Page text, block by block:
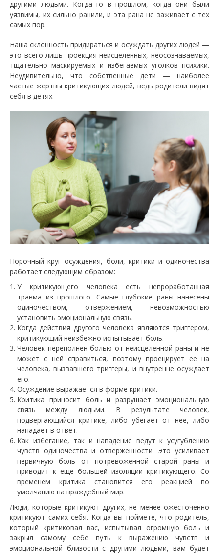
другими людьми. Когда-то в прошлом, когда они были
уязвимы, их сильно ранили, и эта рана не заживает с тех
самых пор.
Наша склонность придираться и осуждать других людей —
это всего лишь проекция неисцеленных, неосознаваемых,
тщательно маскируемых и избегаемых уголков психики.
Неудивительно, что собственные дети — наиболее
частые жертвы критикующих людей, ведь родители видят
себя в детях.
Порочный круг осуждения, боли, критики и одиночества
работает следующим образом:
У критикующего человека есть непроработанная
травма из прошлого. Самые глубокие раны нанесены
одиночеством, отвержением, невозможностью
установить эмоциональную связь.
Когда действия другого человека являются триггером,
критикующий неизбежно испытывает боль.
Человек переполнен болью от неисцеленной раны и не
может с ней справиться, поэтому проецирует ее на
человека, вызвавшего триггеры, и внутренне осуждает
его.
Осуждение выражается в форме критики.
Критика приносит боль и разрушает эмоциональную
связь между людьми. В результате человек,
подвергающийся критике, либо убегает от нее, либо
нападает в ответ.
Как избегание, так и нападение ведут к усугублению
чувств одиночества и отверженности. Это усиливает
первичную боль от потревоженной старой раны и
приводит к еще большей изоляции критикующего. Со
временем критика становится его реакцией по
умолчанию на враждебный мир.
Люди, которые критикуют других, не менее ожесточенно
критикуют самих себя. Когда вы поймете, что родитель,
который критиковал вас, испытывал огромную боль и
закрыл самому себе путь к выражению чувств и
эмоциональной близости с другими людьми, вам будет